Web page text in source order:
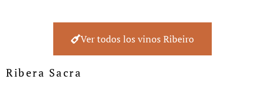
Ver todos los vinos Ribeiro
Ribera Sacra